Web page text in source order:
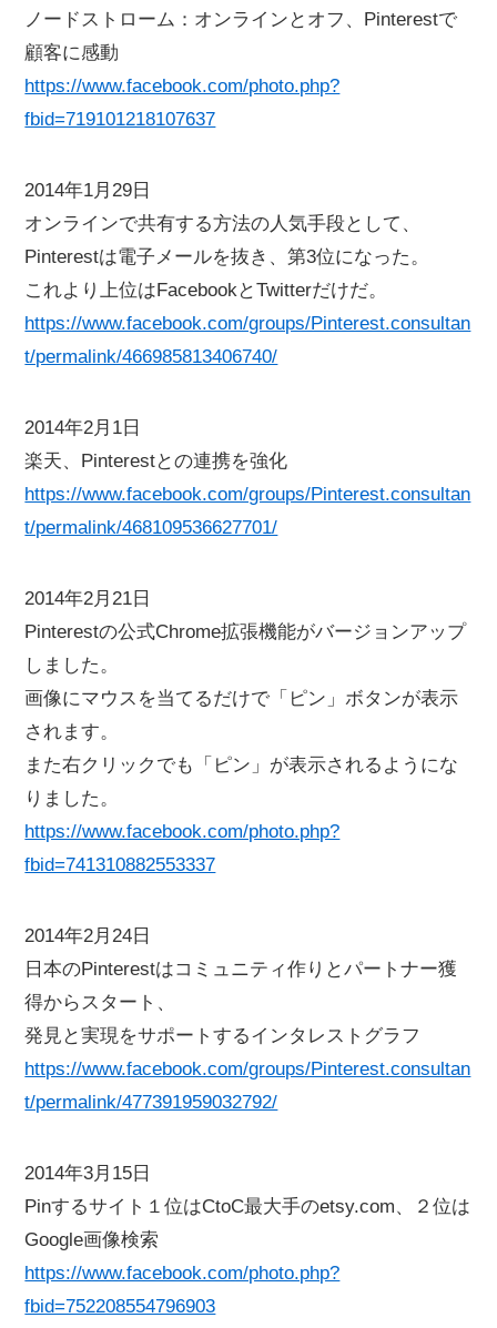
ノードストローム：オンラインとオフ、Pinterestで
顧客に感動
https://www.facebook.com/photo.php?
fbid=719101218107637
2014年1月29日
オンラインで共有する方法の人気手段として、
Pinterestは電子メールを抜き、第3位になった。
これより上位はFacebookとTwitterだけだ。
https://www.facebook.com/groups/Pinterest.consultan
t/permalink/466985813406740/
2014年2月1日
楽天、Pinterestとの連携を強化
https://www.facebook.com/groups/Pinterest.consultan
t/permalink/468109536627701/
2014年2月21日
Pinterestの公式Chrome拡張機能がバージョンアップ
しました。
画像にマウスを当てるだけで「ピン」ボタンが表示
されます。
また右クリックでも「ピン」が表示されるようにな
りました。
https://www.facebook.com/photo.php?
fbid=741310882553337
2014年2月24日
日本のPinterestはコミュニティ作りとパートナー獲
得からスタート、
発見と実現をサポートするインタレストグラフ
https://www.facebook.com/groups/Pinterest.consultan
t/permalink/477391959032792/
2014年3月15日
Pinするサイト１位はCtoC最大手のetsy.com、２位は
Google画像検索
https://www.facebook.com/photo.php?
fbid=752208554796903